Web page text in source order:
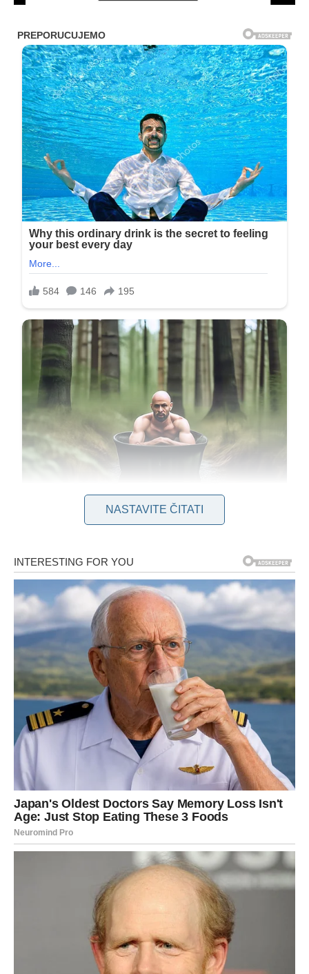
Kuća broj jedan – Emocionalna
toplina i povezanost
Ako vam je pažnju najviše privukla prva kuća, velika je
NASTAVITE ČITATI